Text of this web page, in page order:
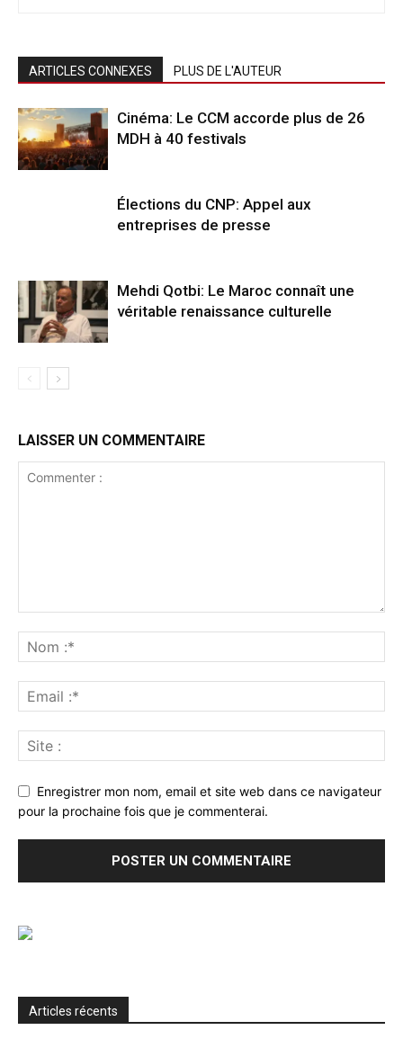
ARTICLES CONNEXES PLUS DE L'AUTEUR
Cinéma: Le CCM accorde plus de 26
MDH à 40 festivals
Élections du CNP: Appel aux
entreprises de presse
Mehdi Qotbi: Le Maroc connaît une
véritable renaissance culturelle
LAISSER UN COMMENTAIRE
Enregistrer mon nom, email et site web dans ce navigateur
pour la prochaine fois que je commenterai.
Articles récents